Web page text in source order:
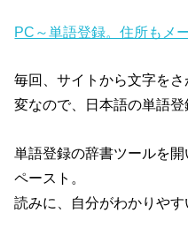
PC～単語登録。住所もメ
毎回、サイトから文字を
変なので、日本語の単語登
単語登録の辞書ツールを
ペースト。
読みに、自分がわかりやす